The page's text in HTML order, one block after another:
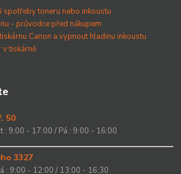
spotřeby toneru nebo inkoustu
- průvodce před nákupem
Canon a vypnout hladinu inkoustu
v tiskárně
50
: 9:00 - 17:00 / Pá : 9:00 - 16:00
3327
: 9:00 - 12:00 / 13:00 - 16:30